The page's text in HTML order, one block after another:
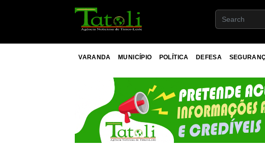
VARANDA MUNICÍPIO POLÍTICA DEFESA